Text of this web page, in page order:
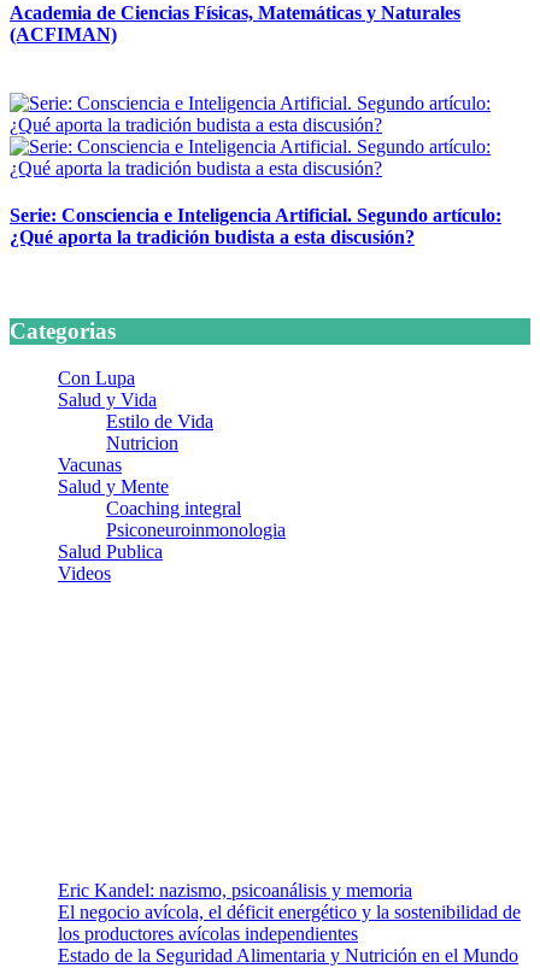
Academia de Ciencias Físicas, Matemáticas y Naturales
(ACFIMAN)
Serie: Consciencia e Inteligencia Artificial. Segundo artículo:
¿Qué aporta la tradición budista a esta discusión?
Categorias
Con Lupa
Salud y Vida
Estilo de Vida
Nutricion
Vacunas
Salud y Mente
Coaching integral
Psiconeuroinmonologia
Salud Publica
Videos
Eric Kandel: nazismo, psicoanálisis y memoria
El negocio avícola, el déficit energético y la sostenibilidad de
los productores avícolas independientes
Estado de la Seguridad Alimentaria y Nutrición en el Mundo